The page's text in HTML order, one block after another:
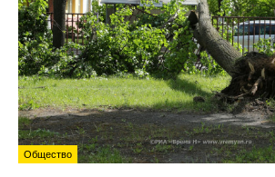
Общество